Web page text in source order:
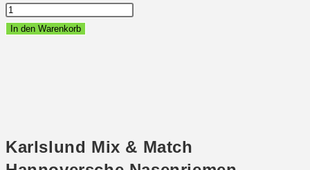
Karlslund
Mix
Menge
In den Warenkorb
Karlslund Mix & Match